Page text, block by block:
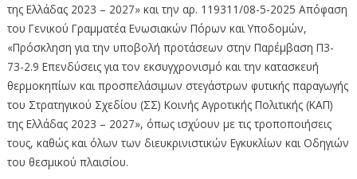
της Ελλάδας 2023 – 2027» και την αρ. 119311/08-5-2025 Απόφαση
του Γενικού Γραμματέα Ενωσιακών Πόρων και Υποδομών,
«Πρόσκληση για την υποβολή προτάσεων στην Παρέμβαση Π3-
73-2.9 Επενδύσεις για τον εκσυγχρονισμό και την κατασκευή
θερμοκηπίων και προσπελάσιμων στεγάστρων φυτικής παραγωγής
του Στρατηγικού Σχεδίου (ΣΣ) Κοινής Αγροτικής Πολιτικής (ΚΑΠ)
της Ελλάδας 2023 – 2027», όπως ισχύουν με τις τροποποιήσεις
τους, καθώς και όλων των διευκρινιστικών Εγκυκλίων και Οδηγιών
του θεσμικού πλαισίου.